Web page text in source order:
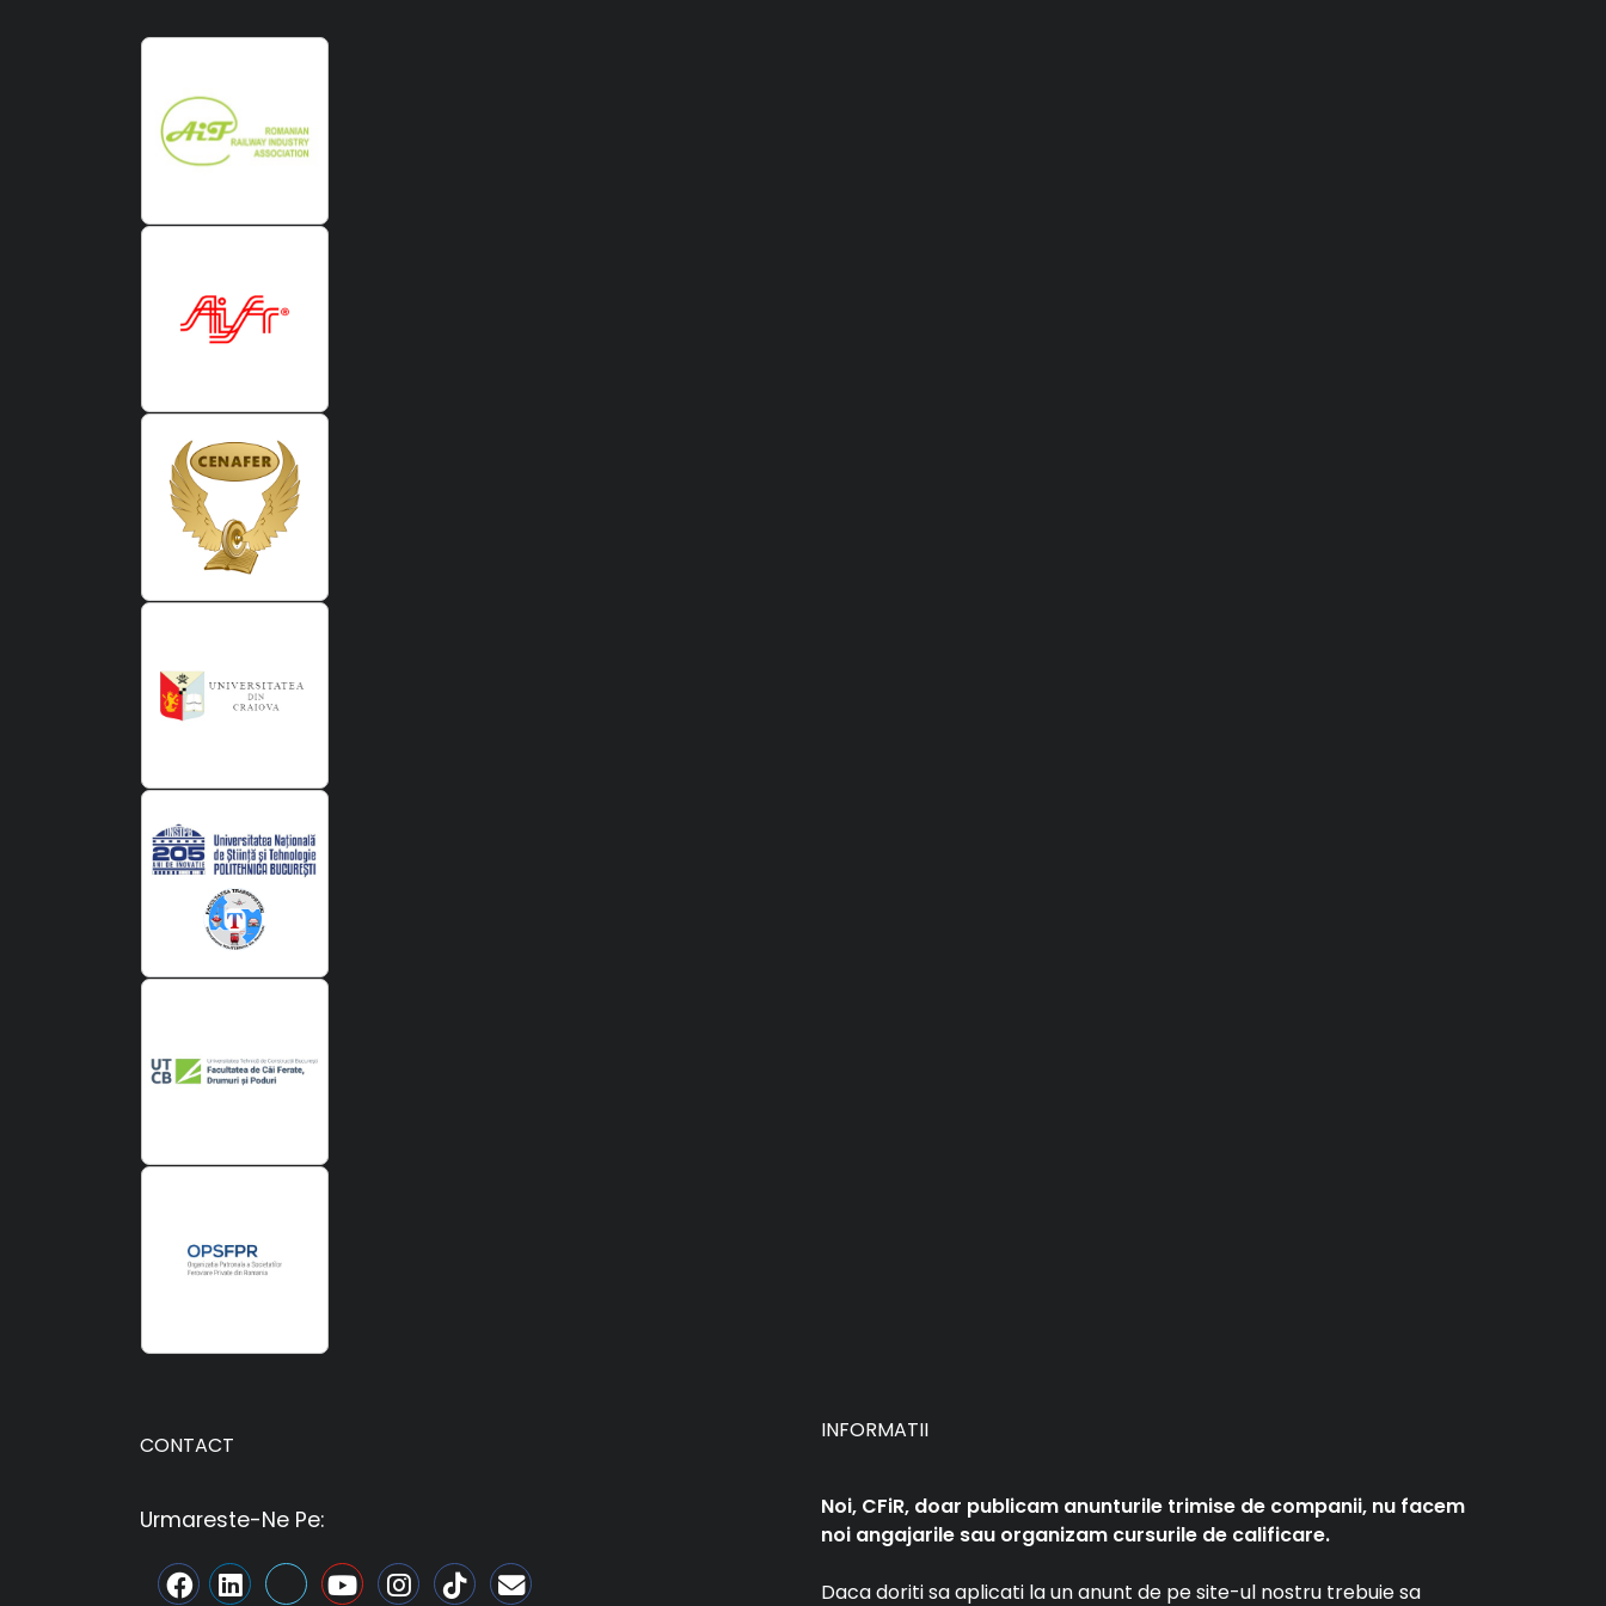
CONTACT
Urmareste-Ne Pe:
INFORMATII
Noi, CFiR, doar publicam anunturile trimise de companii, nu facem
noi angajarile sau organizam cursurile de calificare.
Daca doriti sa aplicati la un anunt de pe site-ul nostru trebuie sa